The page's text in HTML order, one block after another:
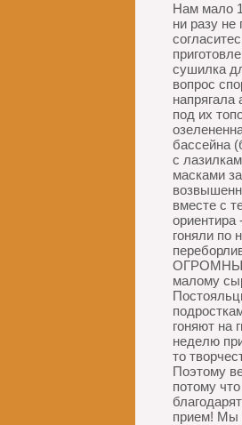
Нам мало
ни разу не
сушилка
вопрос
под их
бассейна
с
масками
вместе с
ориентира
гоняли по
ОГРОМНЫЕ.
малому
гоняют на
неделю
то
Поэтому
потому
прием! Мы